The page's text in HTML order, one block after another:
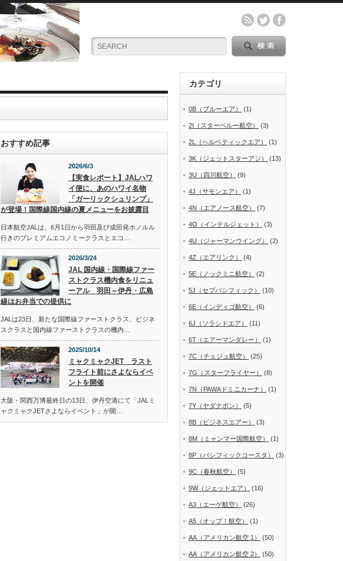
おすすめ記事
2026/6/3
【実食レポート】JALハワ
イ便に、あのハワイ名物
「ガーリックシュリンプ」
が登場！国際線国内線の夏メニューをお披露目
日本航空JALは、6月1日から羽田及び成田発ホノルル
行きのプレミアムエコノミークラスとエコ…
2026/3/24
JAL 国内線・国際線ファー
ストクラス機内食をリニュ
ーアル 羽田～伊丹・広島
線はお弁当での提供に
JALは23日、新たな国際線ファーストクラス、ビジネ
スクラスと国内線ファーストクラスの機内…
2025/10/14
ミャクミャクJET ラスト
フライト前にさよならイベ
ントを開催
大阪・関西万博最終日の13日、伊丹空港にて「JALミ
ャクミャクJETさよならイベント」が開…
カテゴリ
0B（ブルーエア） (1)
2I（スターペルー航空） (3)
2L（ヘルベティックエア） (1)
3K（ジェットスターアジ） (13)
3U（四川航空） (9)
4J（サモンエア） (1)
4N（エアノース航空） (7)
4O（インテルジェット） (3)
4U（ジャーマンウイング） (2)
4Z（エアリンク） (4)
5E（ノックミニ航空） (2)
5J（セブパシフィック） (10)
6E（インディゴ航空） (6)
6J（ソラシドエア） (11)
6T（エアーマンダレー） (1)
7C（チェジュ航空） (25)
7G（スターフライヤー） (8)
7N（PAWAドミニカーナ） (1)
7Y（ヤダナポン） (5)
8B（ビジネスエアー） (3)
8M（ミャンマー国際航空） (1)
8P（パシフィックコースタ） (3)
9C（春秋航空） (5)
9W（ジェットエア） (16)
A3（エーゲ航空） (26)
A5（オップ！航空） (1)
AA（アメリカン航空 1） (50)
AA（アメリカン航空 2） (50)